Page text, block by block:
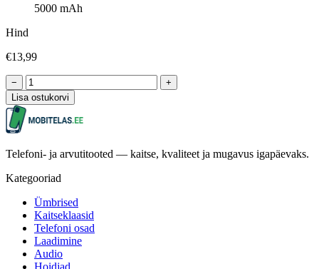
5000 mAh
Hind
€13,99
−
+
Lisa ostukorvi
Telefoni- ja arvutitooted — kaitse, kvaliteet ja mugavus igapäevaks.
Kategooriad
Ümbrised
Kaitseklaasid
Telefoni osad
Laadimine
Audio